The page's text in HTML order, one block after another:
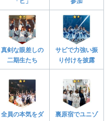
真剣な眼差しの
二期生たち
サビで力強い振
り付けを披露
全員の本気をダ
裏原宿でユニゾ